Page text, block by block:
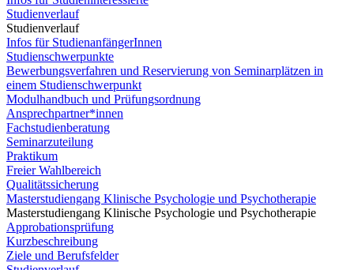
Studienverlauf
Studienverlauf
Infos für StudienanfängerInnen
Studienschwerpunkte
Bewerbungsverfahren und Reservierung von Seminarplätzen in
einem Studienschwerpunkt
Modulhandbuch und Prüfungsordnung
Ansprechpartner*innen
Fachstudienberatung
Seminarzuteilung
Praktikum
Freier Wahlbereich
Qualitätssicherung
Masterstudiengang Klinische Psychologie und Psychotherapie
Masterstudiengang Klinische Psychologie und Psychotherapie
Approbationsprüfung
Kurzbeschreibung
Ziele und Berufsfelder